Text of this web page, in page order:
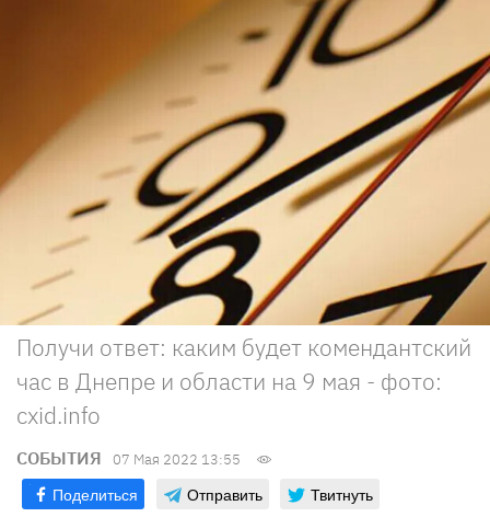
Получи ответ: каким будет комендантский
час в Днепре и области на 9 мая - фото:
cxid.info
СОБЫТИЯ 07 Мая 2022 13:55
Поделиться Отправить Твитнуть